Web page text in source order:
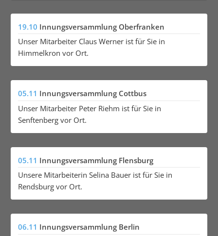
19.10 Innungsversammlung Oberfranken
Unser Mitarbeiter Claus Werner ist für Sie in
Himmelkron vor Ort.
05.11 Innungsversammlung Cottbus
Unser Mitarbeiter Peter Riehm ist für Sie in
Senftenberg vor Ort.
05.11 Innungsversammlung Flensburg
Unsere Mitarbeiterin Selina Bauer ist für Sie in
Rendsburg vor Ort.
06.11 Innungsversammlung Berlin